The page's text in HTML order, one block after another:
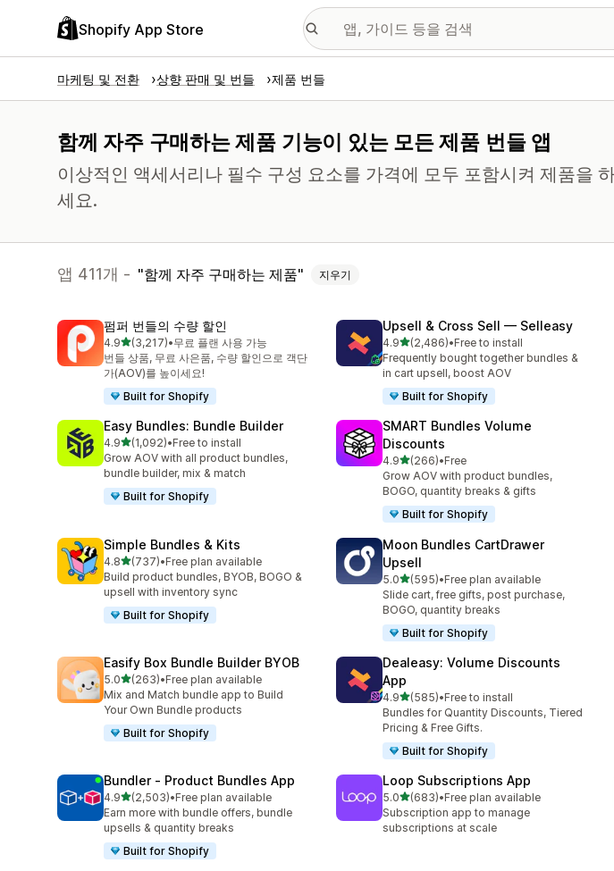
Shopify App Store
마케팅 및 전환 상향 판매 및 번들 제품 번들
함께 자주 구매하는 제품 기능이 있는 모든 제품 번들 앱
이상적인 액세서리나 필수 구성 요소를 가격에 모두 포함시켜 제품을
세요.
앱 411개 - 함께 자주 구매하는 제품 지우기
펌퍼 번들의 수량 할인
4.9별 5개 중
(3,217)
총 리뷰 3217개
•무료 플랜 사용 가능
번들 상품, 무료 사은품, 수량 할인으로 객단
가(AOV)를 높이세요!
Built for Shopify
Upsell & Cross Sell — Selleasy
4.9별 5개 중
(2,486)
총 리뷰 2486개
•Free to install
Frequently bought together bundles &
in cart upsell, boost AOV
Built for Shopify
Easy Bundles: Bundle Builder
4.9별 5개 중
(1,092)
총 리뷰 1092개
•Free to install
Grow AOV with all product bundles,
bundle builder, mix & match
Built for Shopify
SMART Bundles Volume
Discounts
4.9별 5개 중
(266)
총 리뷰 266개
•Free
Grow AOV with product bundles,
BOGO, quantity breaks & gifts
Built for Shopify
Simple Bundles & Kits
4.8별 5개 중
(737)
총 리뷰 737개
•Free plan available
Build product bundles, BYOB, BOGO &
upsell with inventory sync
Built for Shopify
Moon Bundles CartDrawer
Upsell
5.0별 5개 중
(595)
총 리뷰 595개
•Free plan available
Slide cart, free gifts, post purchase,
BOGO, quantity breaks
Built for Shopify
Easify Box Bundle Builder BYOB
5.0별 5개 중
(263)
총 리뷰 263개
•Free plan available
Mix and Match bundle app to Build
Your Own Bundle products
Built for Shopify
Dealeasy: Volume Discounts
App
4.9별 5개 중
(585)
총 리뷰 585개
•Free to install
Bundles for Quantity Discounts, Tiered
Pricing & Free Gifts.
Built for Shopify
Bundler ‑ Product Bundles App
4.9별 5개 중
(2,503)
총 리뷰 2503개
•Free plan available
Earn more with bundle offers, bundle
upsells & quantity breaks
Built for Shopify
Loop Subscriptions App
5.0별 5개 중
(683)
총 리뷰 683개
•Free plan available
Subscription app to manage
subscriptions at scale